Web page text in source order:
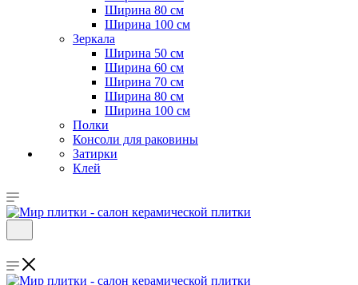
Ширина 80 см
Ширина 100 см
Зеркала
Ширина 50 см
Ширина 60 см
Ширина 70 см
Ширина 80 см
Ширина 100 см
Полки
Консоли для раковины
Затирки
Клей